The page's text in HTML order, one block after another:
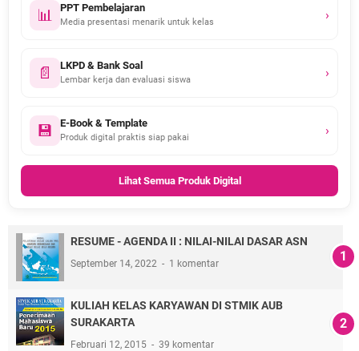
📊 PPT Pembelajaran
Media presentasi menarik untuk kelas ›
📄 LKPD & Bank Soal
Lembar kerja dan evaluasi siswa ›
💾 E-Book & Template
Produk digital praktis siap pakai ›
Lihat Semua Produk Digital
RESUME - AGENDA II : NILAI-NILAI DASAR ASN
September 14, 2022 1 komentar
KULIAH KELAS KARYAWAN DI STMIK AUB
SURAKARTA
Februari 12, 2015 39 komentar